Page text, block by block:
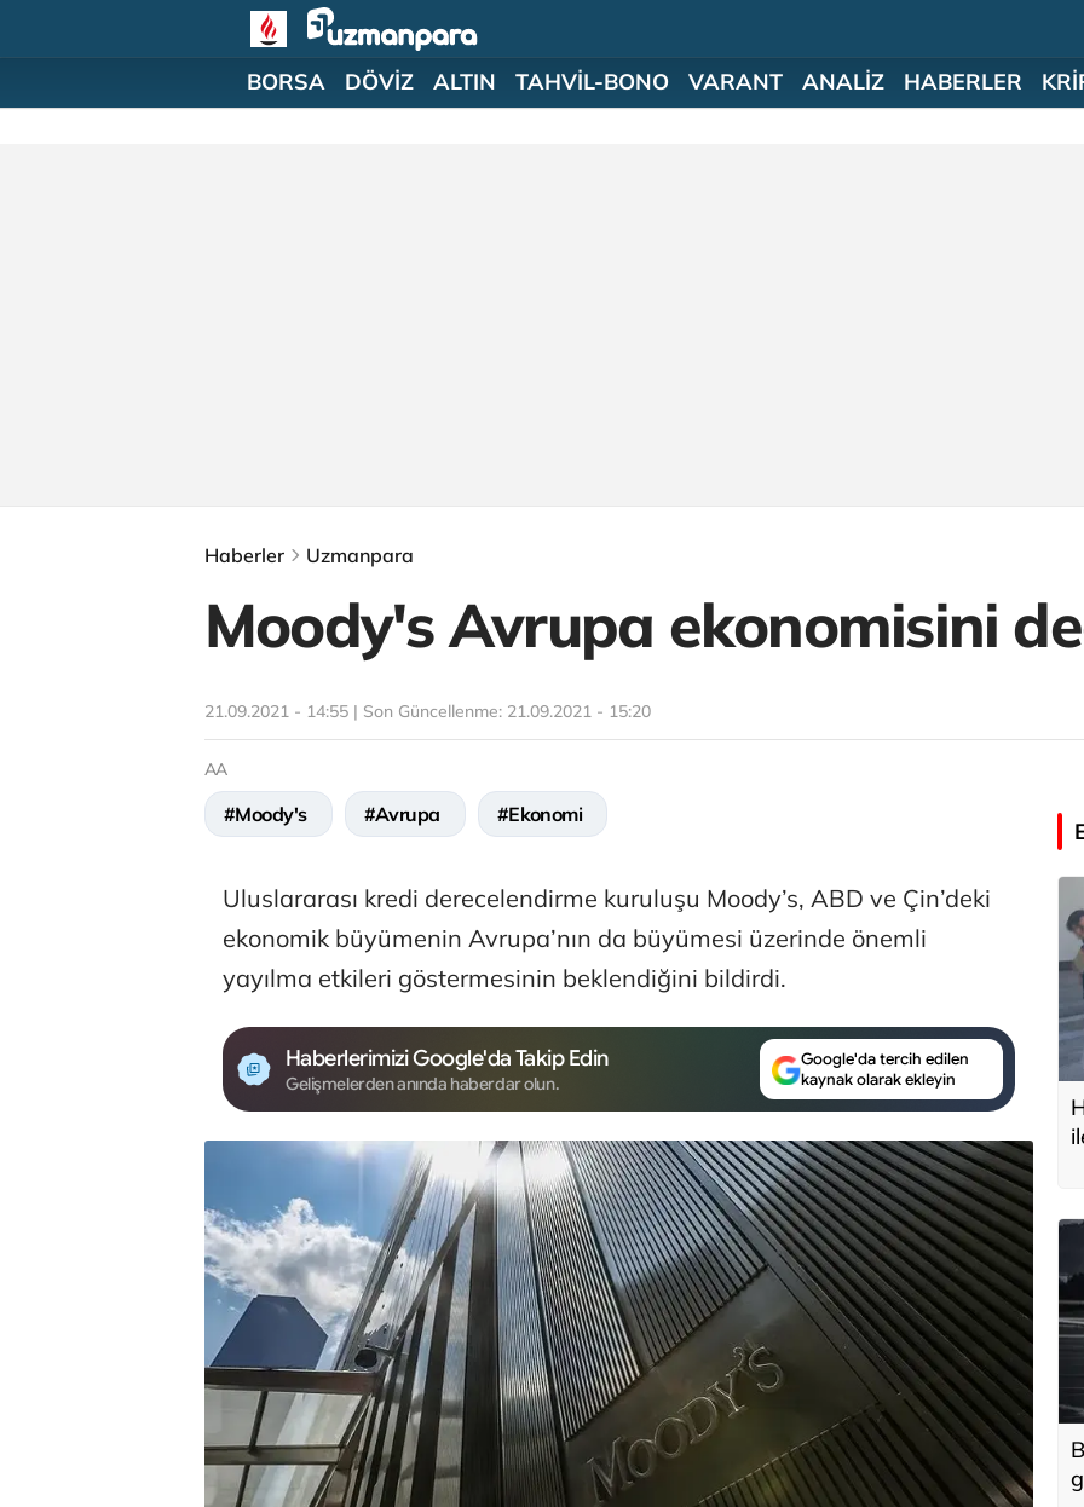
BORSA DÖVİZ ALTIN TAHVİL-BONO VARANT ANALİZ HABERLER
Haberler Uzmanpara
Moody's Avrupa ekonomisini
21.09.2021 - 14:55 | Son Güncellenme: 21.09.2021 - 15:20
AA
#Moody's #Avrupa #Ekonomi
Uluslararası kredi derecelendirme kuruluşu Moody’s, ABD ve Çin’deki
ekonomik büyümenin Avrupa’nın da büyümesi üzerinde önemli
yayılma etkileri göstermesinin beklendiğini bildirdi.
Haberlerimizi Google'da Takip Edin
Gelişmelerden anında haberdar olun.
Google'da tercih edilen
kaynak olarak ekleyin